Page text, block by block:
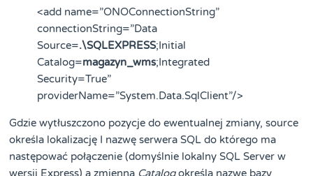
<add name=”ONOConnectionString”
connectionString=”Data
Source=.\SQLEXPRESS;Initial
Catalog=magazyn_wms;Integrated
Security=True”
providerName=”System.Data.SqlClient”/>
Gdzie wytłuszczono pozycje do ewentualnej zmiany, source
określa lokalizację I nazwę serwera SQL do którego ma
następować połączenie (domyślnie lokalny SQL Server w
wersji Express) a zmienna Catalogokreśla nazwę bazy